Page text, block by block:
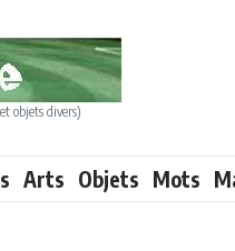
objets divers)
Arts Objets Mots